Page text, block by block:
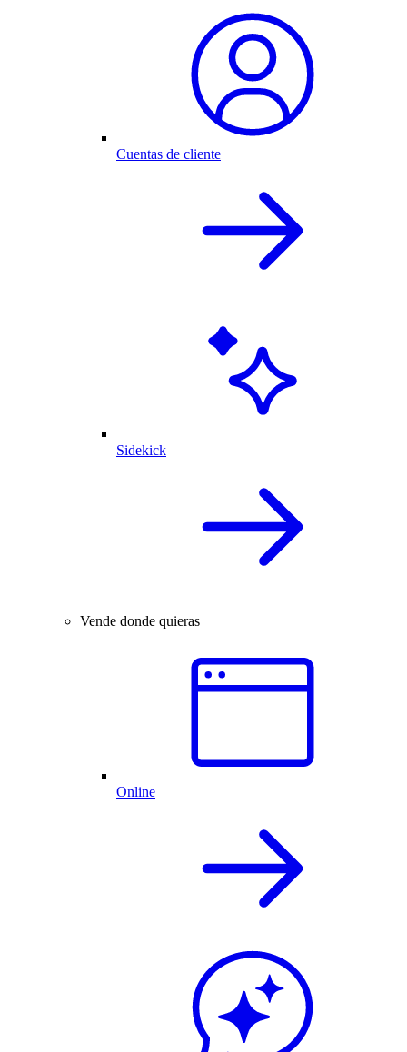
Cuentas de cliente
Sidekick
Vende donde quieras
Online